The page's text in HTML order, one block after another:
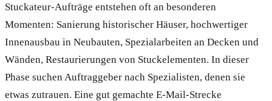
Stuckateur-Aufträge entstehen oft an besonderen
Momenten: Sanierung historischer Häuser, hochwertiger
Innenausbau in Neubauten, Spezialarbeiten an Decken und
Wänden, Restaurierungen von Stuckelementen. In dieser
Phase suchen Auftraggeber nach Spezialisten, denen sie
etwas zutrauen. Eine gut gemachte E-Mail-Strecke